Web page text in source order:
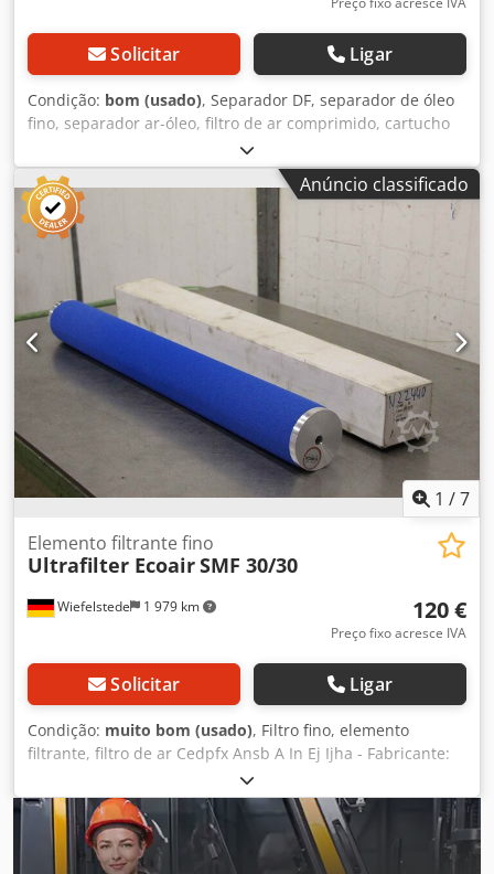
Solicitar Ligar
Condição: bom (usado), Separador DF, separador de óleo
fino, separador ar-óleo, filtro de ar comprimido, cartucho
de filtro, filtro fino, filtro, pré-filtro, filtro de ar de admissão,
carcaça do filtro de ar, carcaça do filtro de ar, filtro de ar
do gerador Chjdpfx Anowbzxqs Isa -Fabricante: Mann
Filter, Filtro Separador de Ar e Óleo Tipo 49 002 -
Interior/exterior: Ø 124/169 mm -Número: 5 filtros de ar
disponíveis -Preço: por peça -Dimensões: Ø 190 x 315 mm -
Peso: 2,6 kg/peça
Anúncio classificado
1 /7
Wiefelstede 1 979 km
Elemento filtrante fino
Ultrafilter EcoairSMF 30/30
120 €
Preço fixo acresce IVA
Solicitar Ligar
Condição: muito bom (usado), Filtro fino, elemento
filtrante, filtro de ar Cedpfx Ansb A In Ej Ijha - Fabricante:
Ultrafilter Ecoair, embalagem original - Tipo: SMF 30/30 -
Preço: por unidade - Quantidade: 2 unidades - Dimensões:
Ø 86 x 775 mm - Peso: 1,4 kg